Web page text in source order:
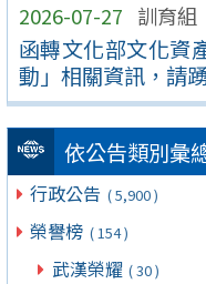
2026-07-27 訓育組
函轉文化部文化資
動」相關資訊，請
依公告類別彙
行政公告 ( 5,900 )
榮譽榜 ( 154 )
武漢榮耀 ( 30 )